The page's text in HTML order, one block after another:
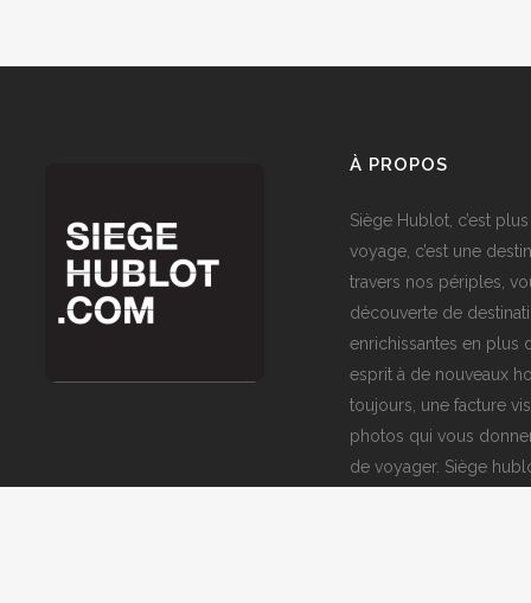
À PROPOS
Siège Hublot, c’est
voyage, c’est une
travers nos périples,
découverte de
enrichissantes en plus
esprit à de nouveaux
toujours, une facture
photos qui vous
de voyager. Siège